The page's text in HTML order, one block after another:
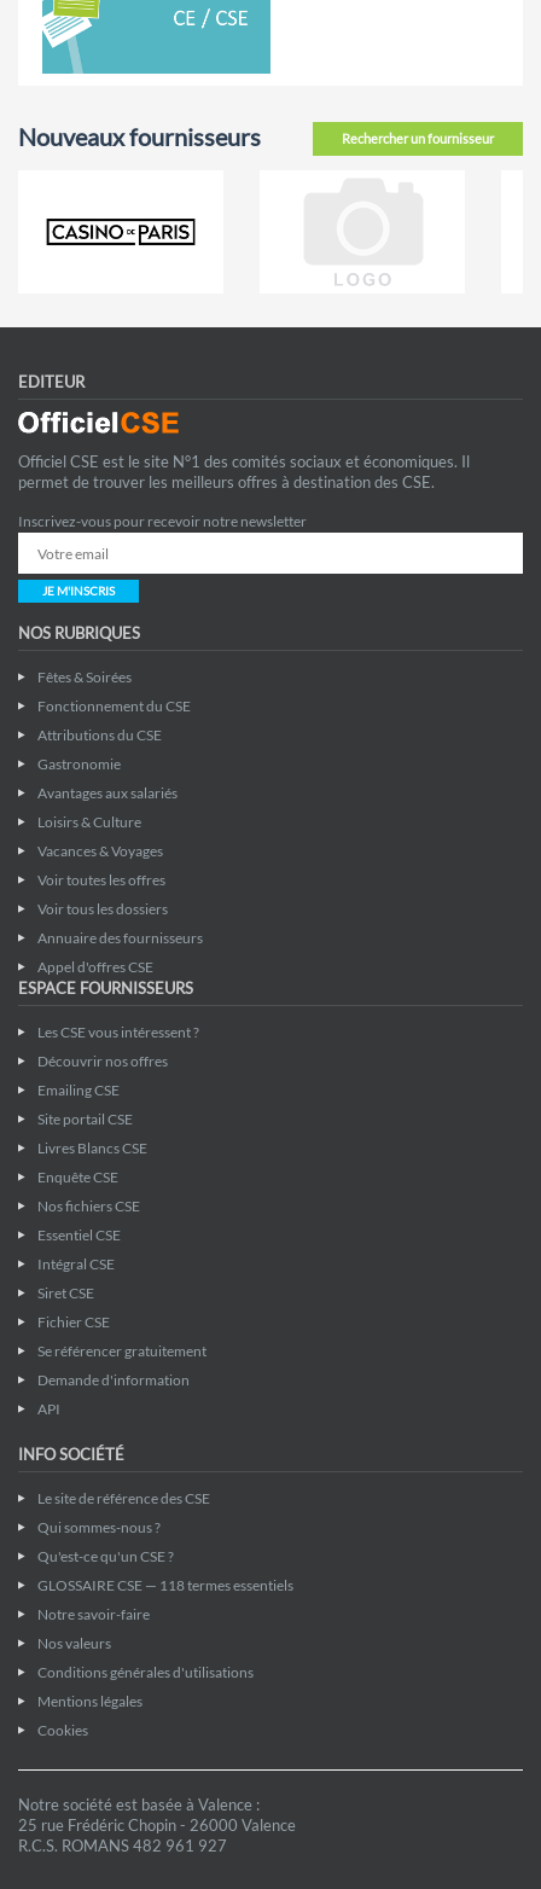
Rechercher un fournisseur
Nouveaux fournisseurs
EDITEUR
Officiel CSE est le site N°1 des comités sociaux et économiques. Il
permet de trouver les meilleurs offres à destination des CSE.
Inscrivez-vous pour recevoir notre newsletter
JE M'INSCRIS
NOS RUBRIQUES
Fêtes & Soirées
Fonctionnement du CSE
Attributions du CSE
Gastronomie
Avantages aux salariés
Loisirs & Culture
Vacances & Voyages
Voir toutes les offres
Voir tous les dossiers
Annuaire des fournisseurs
Appel d'offres CSE
ESPACE FOURNISSEURS
Les CSE vous intéressent ?
Découvrir nos offres
Emailing CSE
Site portail CSE
Livres Blancs CSE
Enquête CSE
Nos fichiers CSE
Essentiel CSE
Intégral CSE
Siret CSE
Fichier CSE
Se référencer gratuitement
Demande d'information
API
INFO SOCIÉTÉ
Le site de référence des CSE
Qui sommes-nous ?
Qu'est-ce qu'un CSE ?
GLOSSAIRE CSE — 118 termes essentiels
Notre savoir-faire
Nos valeurs
Conditions générales d'utilisations
Mentions légales
Cookies
Notre société est basée à Valence :
25 rue Frédéric Chopin - 26000 Valence
R.C.S. ROMANS 482 961 927